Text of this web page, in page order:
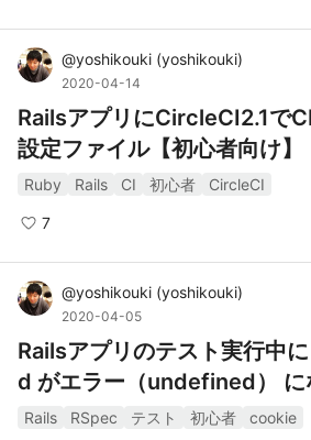
@yoshikouki (yoshikouki)
2020-04-14
RailsアプリにCircleCI2.1で
設定ファイル【初心者向け】
Ruby Rails CI 初心者 CircleCI
7
@yoshikouki (yoshikouki)
2020-04-05
Railsアプリのテスト実行中
d がエラー（undefined） に
処法
Rails RSpec テスト 初心者 cookie